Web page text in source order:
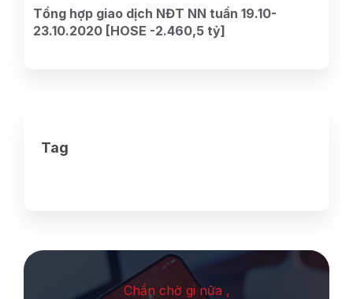
Tổng hợp giao dịch NĐT NN tuần 19.10-
23.10.2020 [HOSE -2.460,5 tỷ]
Tag
Chần chờ gi nữa ,